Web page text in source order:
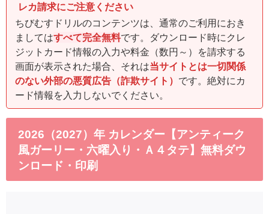
レカ請求にご注意ください
ちびむすドリルのコンテンツは、通常のご利用におき
ましてはすべて完全無料です。ダウンロード時にクレ
ジットカード情報の入力や料金（数円～）を請求する
画面が表示された場合、それは当サイトとは一切関係
のない外部の悪質広告（詐欺サイト） です。絶対にカ
ード情報を入力しないでください。
2026（2027）年 カレンダー【アンティーク
風ガーリー・六曜入り・Ａ４タテ】無料ダウ
ンロード・印刷